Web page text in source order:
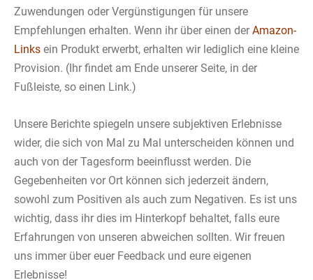
Zuwendungen oder Vergünstigungen für unsere
Empfehlungen erhalten. Wenn ihr über einen der Amazon-
Links ein Produkt erwerbt, erhalten wir lediglich eine kleine
Provision. (Ihr findet am Ende unserer Seite, in der
Fußleiste, so einen Link.)
Unsere Berichte spiegeln unsere subjektiven Erlebnisse
wider, die sich von Mal zu Mal unterscheiden können und
auch von der Tagesform beeinflusst werden. Die
Gegebenheiten vor Ort können sich jederzeit ändern,
sowohl zum Positiven als auch zum Negativen. Es ist uns
wichtig, dass ihr dies im Hinterkopf behaltet, falls eure
Erfahrungen von unseren abweichen sollten. Wir freuen
uns immer über euer Feedback und eure eigenen
Erlebnisse!